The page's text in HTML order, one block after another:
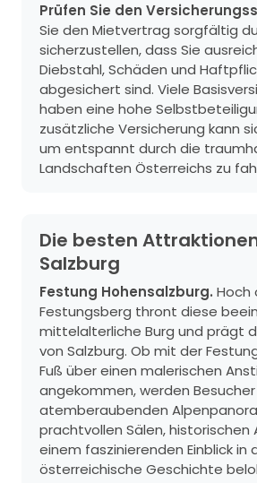
Prüfen Sie den
Sie den Mietvertrag sorgfältig
sicherzustellen, dass Sie
Diebstahl, Schäden und
abgesichert sind. Viele
haben eine hohe
zusätzliche Versicherung kann
um entspannt durch die
Landschaften Österreichs zu
Die besten
Salzburg
Festung Hohensalzburg. Hoch
Festungsberg thront diese
mittelalterliche Burg und prägt
von Salzburg. Ob mit der
Fuß über einen malerischen
angekommen, werden
atemberaubenden
prachtvollen Sälen,
einem faszinierenden Einblick in
österreichische Geschichte